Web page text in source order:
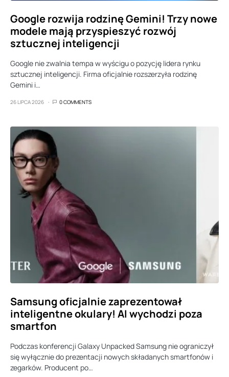
Google rozwija rodzinę Gemini! Trzy nowe
modele mają przyspieszyć rozwój
sztucznej inteligencji
Google nie zwalnia tempa w wyścigu o pozycję lidera rynku
sztucznej inteligencji. Firma oficjalnie rozszerzyła rodzinę
Gemini i…
26 LIPCA 2026 0 COMMENTS
Samsung oficjalnie zaprezentował
inteligentne okulary! AI wychodzi poza
smartfon
Podczas konferencji Galaxy Unpacked Samsung nie ograniczył
się wyłącznie do prezentacji nowych składanych smartfonów i
zegarków. Producent po…